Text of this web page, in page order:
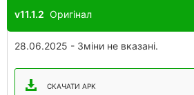
v11.1.2 Оригінал
28.06.2025 - Зміни не вказані.
СКАЧАТИ APK